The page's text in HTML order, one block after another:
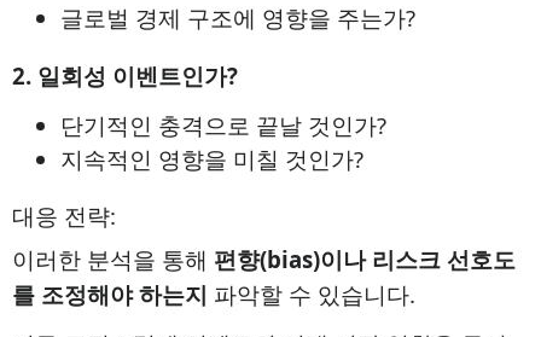
글로벌 경제 구조에 영향을 주는가?
2. 일회성 이벤트인가?
단기적인 충격으로 끝날 것인가?
지속적인 영향을 미칠 것인가?
대응 전략:
이러한 분석을 통해 편향(bias)이나 리스크 선호도
를 조정해야 하는지 파악할 수 있습니다.